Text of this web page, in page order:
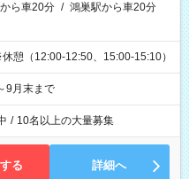
ら車20分 / 鴻巣駅から車20分
憩（12:00-12:50、15:00-15:10）
9月末まで
/ 10名以上の大量募集
る 詳細へ